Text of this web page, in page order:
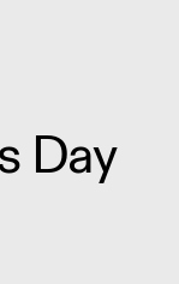
Day